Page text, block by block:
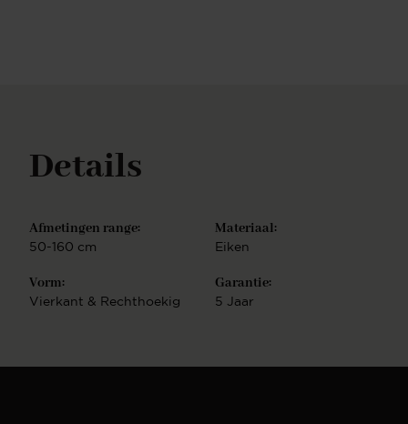
Details
Afmetingen range:
50-160 cm
Materiaal:
Eiken
Vorm:
Vierkant & Rechthoekig
Garantie:
5 Jaar